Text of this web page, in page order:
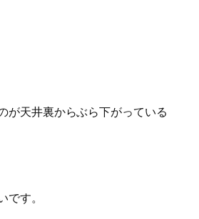
が天井裏からぶら下がっている
す。